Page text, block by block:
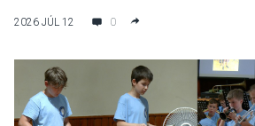
2026 JÚL 12 0